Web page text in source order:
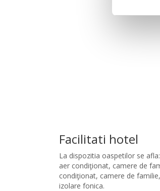
Facilitati hotel
La dispozitia oaspetilor se afla:
aer condiţionat, camere de
condiţionat, camere de
izolare fonica.